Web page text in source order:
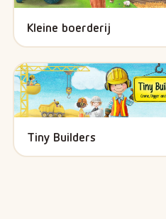
Kleine boerderij
Tiny Builders